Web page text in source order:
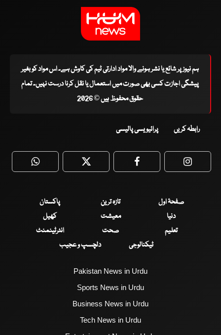
ہم نیوز پر شائع یا نشر ہونے والا مواد ادارتی ٹیم کی کاوش ہے۔ اس مواد کو بغیر
پیشگی اجازت کسی بھی صورت میں استعمال یا نقل کرنا درست نہیں۔ تمام
حقوق محفوظ ہیں © 2026
رابطہ کریں پرائیویسی پالیسی
WhatsApp Twitter Facebook
صفحۂ اول تازہ ترین
پاکستان
دنیا
معیشت
کھیل
تعلیم
صحت
انٹرٹینمنٹ
ٹیکنالوجی
دلچسپ و عجیب
Pakistan News in Urdu
Sports News in Urdu
Business News in Urdu
Tech News in Urdu